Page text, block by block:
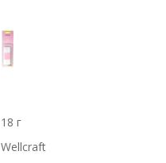
18 г
Wellcraft